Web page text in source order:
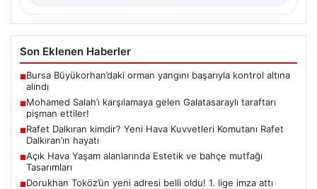
Son Eklenen Haberler
■Bursa Büyükorhan’daki orman yangını başarıyla kontrol altına
alındı
■Mohamed Salah’ı karşılamaya gelen Galatasaraylı taraftarı
pişman ettiler!
■Rafet Dalkıran kimdir? Yeni Hava Kuvvetleri Komutanı Rafet
Dalkıran’ın hayatı
■Açık Hava Yaşam alanlarında Estetik ve bahçe mutfağı
Tasarımları
■Dorukhan Toköz’ün yeni adresi belli oldu! 1. lige imza attı